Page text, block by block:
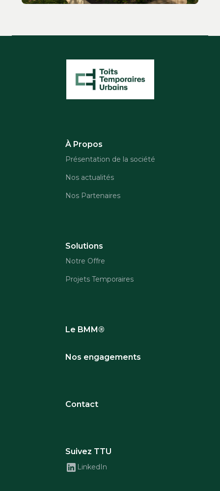
À Propos
Présentation de la société
Nos actualités
Nos Partenaires
Solutions
Notre Offre
Projets Temporaires
Le BMM®
Nos engagements
Contact
Suivez TTU
LinkedIn